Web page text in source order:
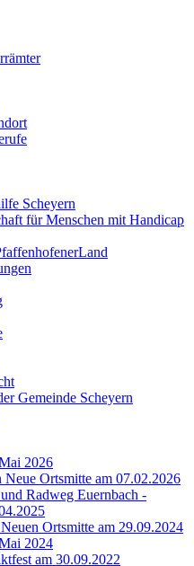
Scheyern
für Menschen mit Handicap
Gemeinde Scheyern
2026
Neue Ortsmitte am 07.02.2026
Radweg Euernbach -
Ortsmitte am 29.09.2024
2024
am 30.09.2022